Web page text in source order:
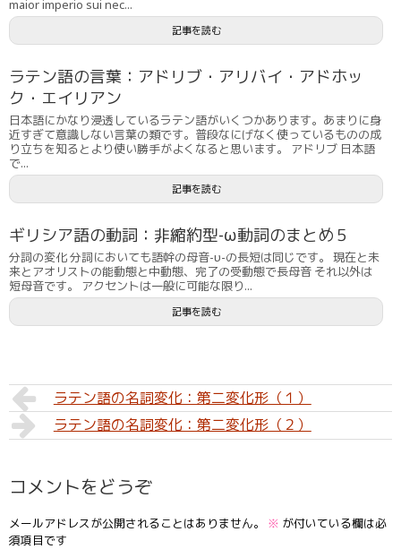
maior imperio sui nec...
記事を読む
ラテン語の言葉：アドリブ・アリバイ・アドホッ
ク・エイリアン
日本語にかなり浸透しているラテン語がいくつかあります。あまりに身
近すぎて意識しない言葉の類です。普段なにげなく使っているものの成
り立ちを知るとより使い勝手がよくなると思います。 アドリブ 日本語
で...
記事を読む
ギリシア語の動詞：非縮約型-ω動詞のまとめ５
分詞の変化 分詞においても語幹の母音-υ-の長短は同じです。 現在と未
来とアオリストの能動態と中動態、完了の受動態で長母音 それ以外は
短母音です。 アクセントは一般に可能な限り...
記事を読む
ラテン語の名詞変化：第二変化形（１）
ラテン語の名詞変化：第二変化形（２）
コメントをどうぞ
メールアドレスが公開されることはありません。 ※ が付いている欄は必
須項目です